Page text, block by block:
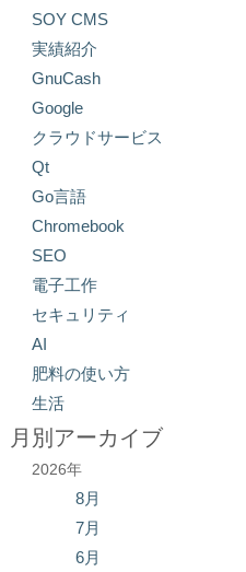
SOY CMS
実績紹介
GnuCash
Google
クラウドサービス
Qt
Go言語
Chromebook
SEO
電子工作
セキュリティ
AI
肥料の使い方
生活
月別アーカイブ
2026年
8月
7月
6月